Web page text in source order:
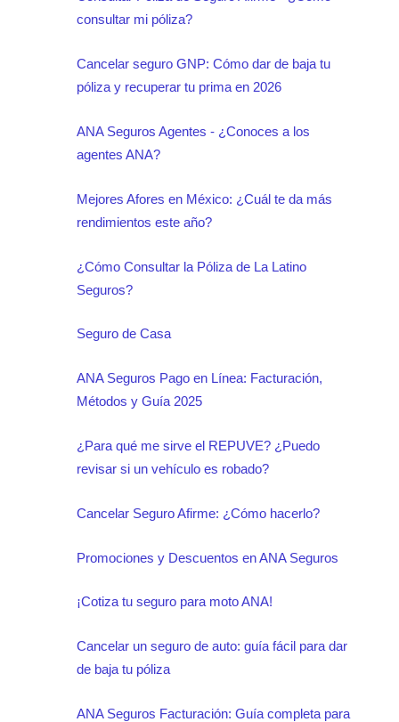
consultar mi póliza?
Cancelar seguro GNP: Cómo dar de baja tu
póliza y recuperar tu prima en 2026
ANA Seguros Agentes - ¿Conoces a los
agentes ANA?
Mejores Afores en México: ¿Cuál te da más
rendimientos este año?
¿Cómo Consultar la Póliza de La Latino
Seguros?
Seguro de Casa
ANA Seguros Pago en Línea: Facturación,
Métodos y Guía 2025
¿Para qué me sirve el REPUVE? ¿Puedo
revisar si un vehículo es robado?
Cancelar Seguro Afirme: ¿Cómo hacerlo?
Promociones y Descuentos en ANA Seguros
¡Cotiza tu seguro para moto ANA!
Cancelar un seguro de auto: guía fácil para dar
de baja tu póliza
ANA Seguros Facturación: Guía completa para